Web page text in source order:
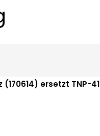
ersetzt TNP-41